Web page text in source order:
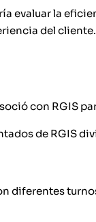
evaluar la
del cliente.
con RGIS
de RGIS
diferentes